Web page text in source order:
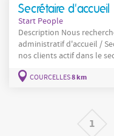
Secrétaire d'accueil
Start People
Description Nous recherchons activement un employé
administratif d'accueil / Secrétaire
nos clients actif dans le secteur
de la fonction de
d'assurer plusieurs tâches : Pouvoir renseigner les clients à
COURCELLES8 km
1